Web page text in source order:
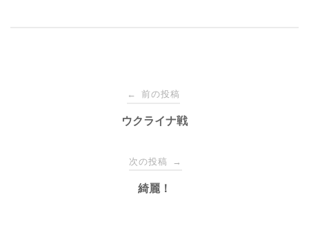
← 前の投稿
ウクライナ戦
次の投稿 →
綺麗！